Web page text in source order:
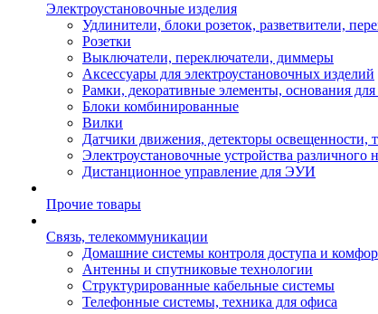
Электроустановочные изделия
Удлинители, блоки розеток, разветвители,
Розетки
Выключатели, переключатели, диммеры
Аксессуары для электроустановочных изделий
Рамки, декоративные элементы, основания
Блоки комбинированные
Вилки
Датчики движения, детекторы освещенности,
Электроустановочные устройства различного
Дистанционное управление для ЭУИ
Прочие товары
Связь, телекоммуникации
Домашние системы контроля доступа и
Антенны и спутниковые технологии
Структурированные кабельные системы
Телефонные системы, техника для офиса